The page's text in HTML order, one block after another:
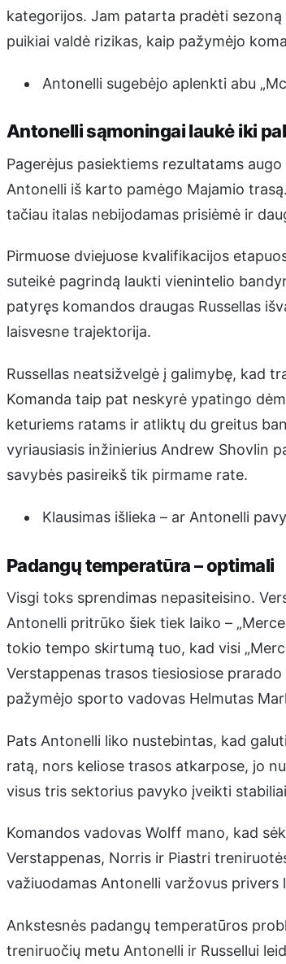
kategorijos. Jam patarta pradėti
puikiai valdė rizikas, kaip pažymėjo
Antonelli sugebėjo aplenkti abu
Antonelli sąmoningai laukė iki
Pagerėjus pasiektiems rezultatams
Antonelli iš karto pamėgo Majamio
tačiau italas nebijodamas prisiėmė ir
Pirmuose dviejuose kvalifikacijos
suteikė pagrindą laukti vienintelio
patyręs komandos draugas Russellas
laisvesne trajektorija.
Russellas neatsižvelgė į galimybę, kad
Komanda taip pat neskyrė ypatingo
keturiems ratams ir atliktų du greitus
vyriausiasis inžinierius Andrew Shovlin
savybės pasireikš tik pirmame rate.
Klausimas išlieka – ar Antonelli
Padangų temperatūra – optimali
Visgi toks sprendimas nepasiteisino.
Antonelli pritrūko šiek tiek laiko –
tokio tempo skirtumą tuo, kad visi
Verstappenas trasos tiesiosiose
pažymėjo sporto vadovas Helmutas
Pats Antonelli liko nustebintas, kad
ratą, nors keliose trasos atkarpose, jo
visus tris sektorius pavyko įveikti
Komandos vadovas Wolff mano, kad
Verstappenas, Norris ir Piastri
važiuodamas Antonelli varžovus
Ankstesnės padangų temperatūros
treniruočių metu Antonelli ir Russellui